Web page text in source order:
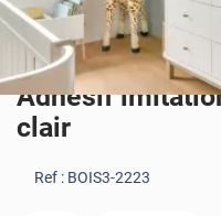
Adhésif
clair
Ref : BOIS3-2223